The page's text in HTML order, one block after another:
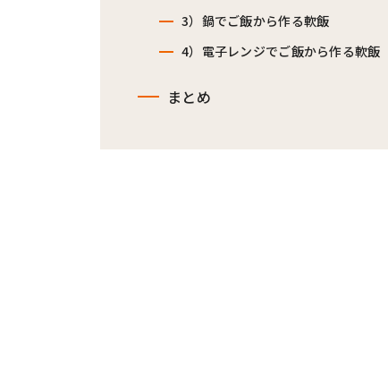
3）鍋でご飯から作る軟飯
4）電子レンジでご飯から作る軟飯
まとめ